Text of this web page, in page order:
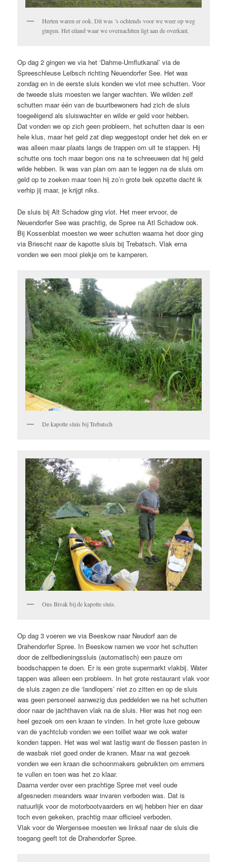
Herten waren er ook. Dit was ’s ochtends voor we weer op weg
gingen. Het eiland waar we overnachtten ligt aan de overkant.
Op dag 2 gingen we via het ‘Dahme-Umflutkanal’ via de
Spreeschleuse Leibsch richting Neuendorfer See. Het was
zondag en in de eerste sluis konden we vlot mee schutten. Voor
de tweede sluis moesten we langer wachten. We wilden zelf
schutten maar één van de buurtbewoners had zich de sluis
toegeëigend als sluiswachter en wilde er geld voor hebben.
Dat vonden we op zich geen probleem, het schutten daar is een
hele klus, maar het geld zat diep weggestopt onder het dek en er
was alleen maar plaats langs de trappen om uit te stappen. Hij
schutte ons toch maar begon ons na te schreeuwen dat hij geld
wilde hebben. Ik was van plan om aan te leggen na de sluis om
geld op te zoeken maar toen hij zo’n grote bek opzette dacht ik
verhip jij maar, je krijgt niks.
De sluis bij Alt Schadow ging vlot. Het meer ervoor, de
Neuendorfer See was prachtig, de Spree na Atl Schadow ook.
Bij Kossenblat moesten we weer schutten waarna het door ging
via Briescht naar de kapotte sluis bij Trebatsch. Vlak erna
vonden we een mooi plekje om te kamperen.
De kapotte sluis bij Trebatsch
Ons Bivak bij de kapotte sluis.
Op dag 3 voeren we via Beeskow naar Neudorf aan de
Drahendorfer Spree. In Beeskow namen we voor het schutten
door de zelfbedieningssluis (automatisch) een pauze om
boodschappen te doen. Er is een grote supermarkt vlakbij. Water
tappen was alleen een probleem. In het grote restaurant vlak voor
de sluis zagen ze die ‘landlopers’ niet zo zitten en op de sluis
was geen personeel aanwezig dus peddelden we na het schutten
door naar de jachthaven vlak na de sluis. Hier was het nog een
heel gezoek om een kraan te vinden. In het grote luxe gebouw
van de yachtclub vonden we een toillet waar we ook water
konden tappen. Het was wel wat lastig want de flessen pasten in
de wasbak niet goed onder de kranen. Maar na wat gezoek
vonden we een kraan die schoonmakers gebruikten om emmers
te vullen en toen was het zo klaar.
Daarna verder over een prachtige Spree met veel oude
afgesneden meanders waar invaren verboden was. Dat is
natuurlijk voor de motorbootvaarders en wij hebben hier en daar
toch even gekeken, prachtig maar officieel verboden.
Vlak voor de Wergensee moesten we linksaf naar de sluis die
toegang geeft tot de Drahendorfer Spree.